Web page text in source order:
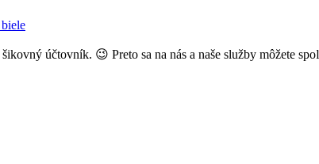
účtovník. 😉 Preto sa na nás a naše služby môžete